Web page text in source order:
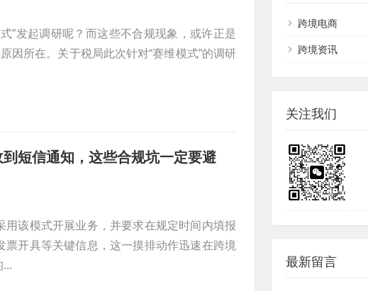
”发起调研呢？而这些不合规现象，或许正是
因所在。关于税局此次针对“赛维模式”的调研
短信通知，这些合规坑一定要避
该模式开展业务，并要求在规定时间内填报
开具等关键信息，这一摸排动作迅速在跨境
...
跨境电商
跨境资讯
关注我们
最新留言